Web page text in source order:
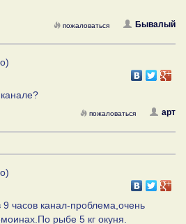
Бывалый
пожаловаться
арт
пожаловаться
часов канал-проблема,очень
рыбе 5 кг окуня.